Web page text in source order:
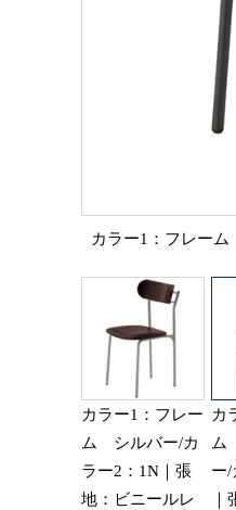
カラー1：フレー
カラー1：フレー
ム シルバー/カ
ラー2：1N｜張
地：ビニールレ
カ
ム
ー/